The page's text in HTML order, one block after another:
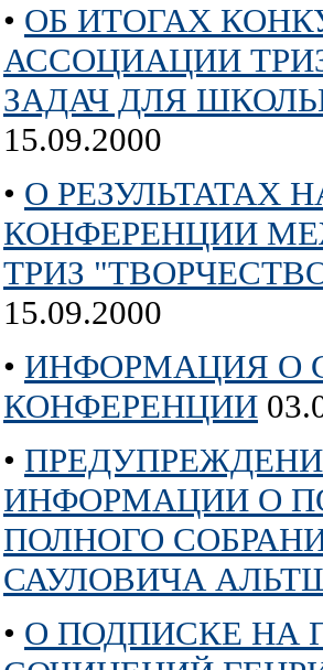
• ОБ ИТОГАХ
АССОЦИАЦИИ
ЗАДАЧ ДЛЯ
15.09.2000
• О РЕЗУЛЬТАТАХ
КОНФЕРЕНЦИИ
ТРИЗ
15.09.2000
• ИНФОРМАЦИЯ О
КОНФЕРЕНЦИИ
•
ИНФОРМАЦИИ О
ПОЛНОГО
САУЛОВИЧА
• О ПОДПИСКЕ НА